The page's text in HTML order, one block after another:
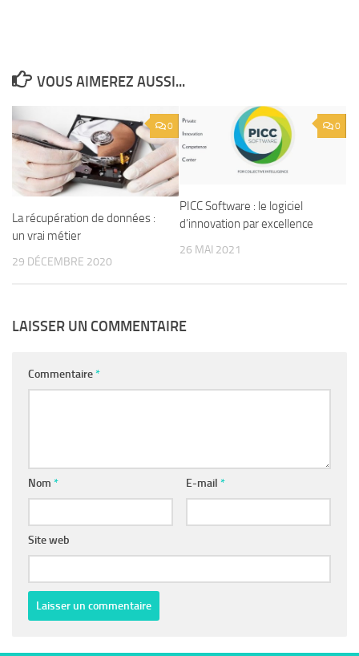
VOUS AIMEREZ AUSSI...
0
La récupération de données :
un vrai métier
29 DÉCEMBRE 2020
0
PICC Software : le logiciel
d’innovation par excellence
26 MAI 2021
LAISSER UN COMMENTAIRE
Commentaire*
Nom * E-mail *
Site web